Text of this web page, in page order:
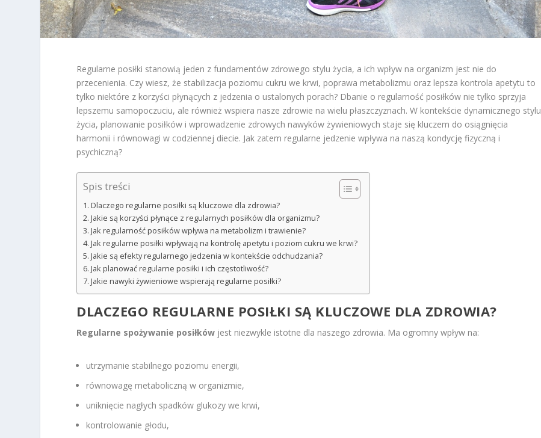
Regularne posiłki stanowią jeden z fundamentów zdrowego stylu życia, a ich wpływ na organizm jest nie do
przecenienia. Czy wiesz, że stabilizacja poziomu cukru we krwi, poprawa metabolizmu oraz lepsza kontrola apetytu to
tylko niektóre z korzyści płynących z jedzenia o ustalonych porach? Dbanie o regularność posiłków nie tylko sprzyja
lepszemu samopoczuciu, ale również wspiera nasze zdrowie na wielu płaszczyznach. W kontekście dynamicznego stylu
życia, planowanie posiłków i wprowadzenie zdrowych nawyków żywieniowych staje się kluczem do osiągnięcia
harmonii i równowagi w codziennej diecie. Jak zatem regularne jedzenie wpływa na naszą kondycję fizyczną i
psychiczną?
Spis treści
Dlaczego regularne posiłki są kluczowe dla zdrowia?
Jakie są korzyści płynące z regularnych posiłków dla organizmu?
Jak regularność posiłków wpływa na metabolizm i trawienie?
Jak regularne posiłki wpływają na kontrolę apetytu i poziom cukru we krwi?
Jakie są efekty regularnego jedzenia w kontekście odchudzania?
Jak planować regularne posiłki i ich częstotliwość?
Jakie nawyki żywieniowe wspierają regularne posiłki?
DLACZEGO REGULARNE POSIŁKI SĄ KLUCZOWE DLA ZDROWIA?
Regularne spożywanie posiłków jest niezwykle istotne dla naszego zdrowia. Ma ogromny wpływ na:
utrzymanie stabilnego poziomu energii,
równowagę metaboliczną w organizmie,
uniknięcie nagłych spadków glukozy we krwi,
kontrolowanie głodu,